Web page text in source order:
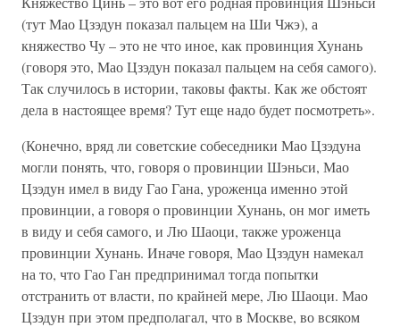
(тут Мао Цзэдун показал пальцем на Ши Чжэ), а
княжество Чу – это не что иное, как провинция Хунань
(говоря это, Мао Цзэдун показал пальцем на себя самого).
Так случилось в истории, таковы факты. Как же обстоят
дела в настоящее время? Тут еще надо будет посмотреть».
(Конечно, вряд ли советские собеседники Мао Цзэдуна
могли понять, что, говоря о провинции Шэньси, Мао
Цзэдун имел в виду Гао Гана, уроженца именно этой
провинции, а говоря о провинции Хунань, он мог иметь
в виду и себя самого, и Лю Шаоци, также уроженца
провинции Хунань. Иначе говоря, Мао Цзэдун намекал
на то, что Гао Ган предпринимал тогда попытки
отстранить от власти, по крайней мере, Лю Шаоци. Мао
Цзэдун при этом предполагал, что в Москве, во всяком